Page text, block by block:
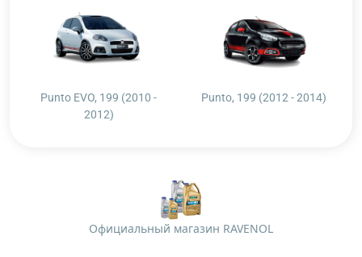
Punto EVO, 199 (2010 -
2012)
Punto, 199 (2012 - 2014)
Официальный магазин RAVENOL